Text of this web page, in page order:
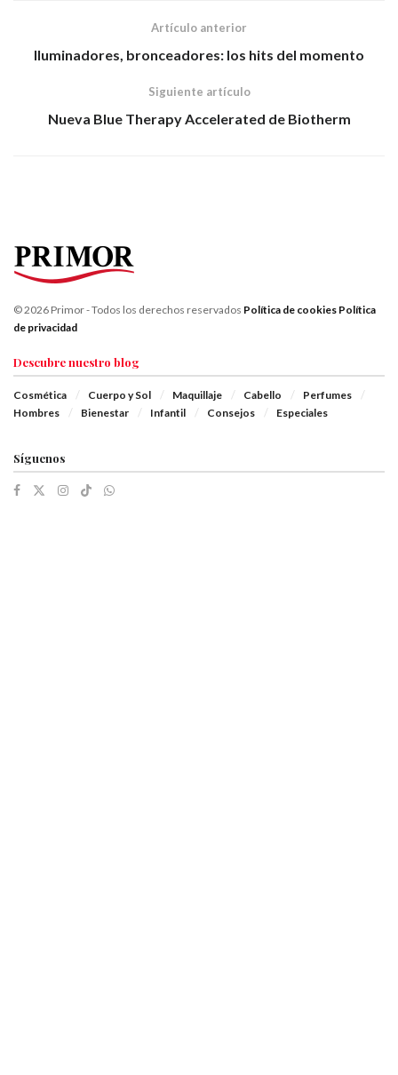
Artículo anterior
Iluminadores, bronceadores: los hits del momento
Siguiente artículo
Nueva Blue Therapy Accelerated de Biotherm
© 2026 Primor - Todos los derechos reservados Política de cookies Política
de privacidad
Descubre nuestro blog
Cosmética Cuerpo y Sol Maquillaje Cabello
Perfumes
Hombres
Bienestar Infantil Consejos Especiales
Síguenos